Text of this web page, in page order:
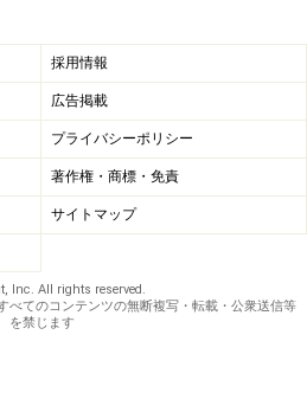
採用情報
広告掲載
プライバシーポリシー
著作権・商標・免責
サイトマップ
Inc. All rights reserved.
べてのコンテンツの無断複写・転載・公衆送信等
を禁じます